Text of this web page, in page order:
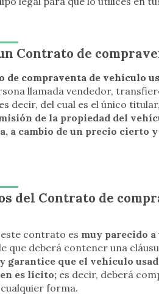
Contrato de
de compraventa de vehículo
llamada vendedor,
decir, del cual es el único
de la propiedad del
a cambio de un precio cierto
del Contrato de
contrato es muy parecido
que deberá contener una
garantice que el vehículo
es lícito;es decir, deberá
forma.